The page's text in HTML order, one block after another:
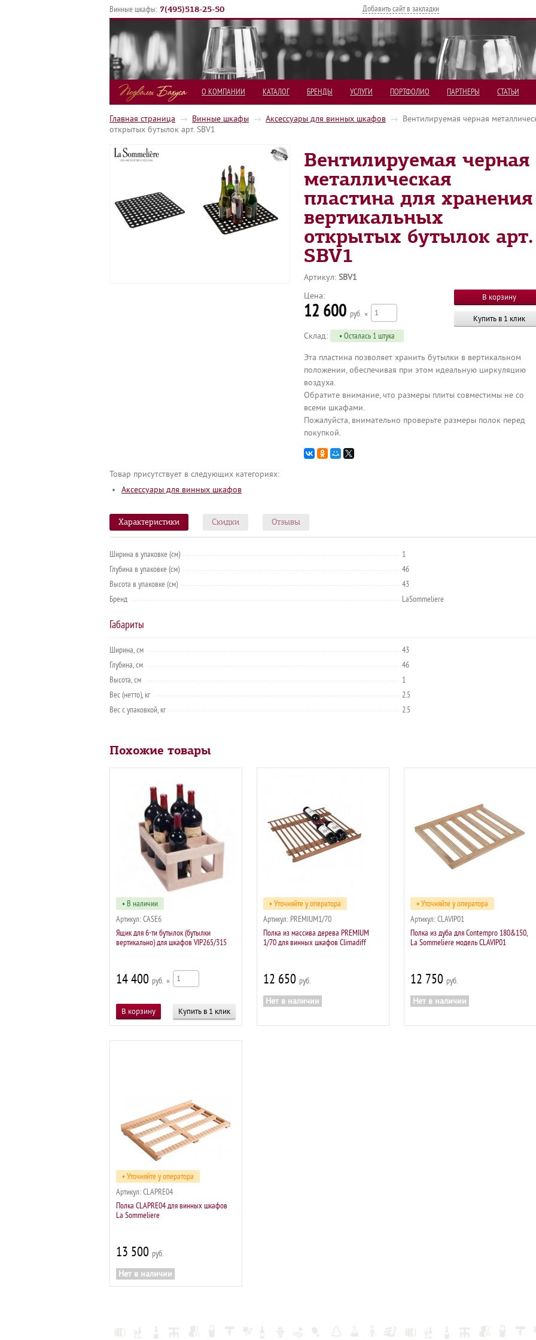
Винные шкафы: 7(495)518-25-50 Добавить сайт в закладки
О КОМПАНИИ КАТАЛОГ БРЕНДЫ УСЛУГИ ПОРТФОЛИО ПАРТНЕРЫ СТАТЬИ
Главная страница → Винные шкафы → Аксессуары для винных шкафов →
Вентилируемая черная
открытых бутылок арт. SBV1
Вентилируемая черная
металлическая
пластина для хранения
вертикальных
открытых бутылок арт.
SBV1
Артикул: SBV1
Цена:
12 600 р ×
Купить в 1 клик
Склад:
• Осталась 1 штука
Эта пластина позволяет хранить бутылки в вертикальном
положении, обеспечивая при этом идеальную циркуляцию
воздуха.
Обратите внимание, что размеры плиты совместимы не со
всеми шкафами.
Пожалуйста, внимательно проверьте размеры полок перед
покупкой.
Товар присутствует в следующих категориях:
Аксессуары для винных шкафов
Характеристики Скидки Отзывы
Ширина в упаковке (см)
1
Глубина в упаковке (см)
46
Высота в упаковке (см)
43
Бренд
LaSommeliere
Габариты
Ширина, см
43
Глубина, см
46
Высота, см
1
Вес (нетто), кг
2.5
Вес с упаковкой, кг
2.5
Похожие товары
• В наличии
Артикул: CASE6
Ящик для 6-ти бутылок (бутылки
вертикально) для шкафов VIP265/315
14 400 р ×
Купить в 1 клик
• Уточняйте у оператора
Артикул: PREMIUM1/70
Полка из массива дерева PREMIUM
1/70 для винных шкафов Сlimadiff
12 650 р
Нет в наличии
• Уточняйте у оператора
Артикул: CLAVIP01
Полка из дуба для Contempro 180&150,
La Sommeliere модель CLAVIP01
12 750 р
Нет в наличии
• Уточняйте у оператора
Артикул: CLAPRE04
Полка CLAPRE04 для винных шкафов
La Sommeliere
13 500 р
Нет в наличии